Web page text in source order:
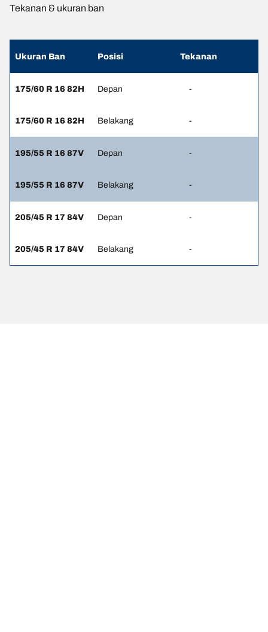
Tekanan & ukuran ban
Ukuran Ban Posisi Tekanan
175/60 R 16 82H Depan -
175/60 R 16 82H Belakang -
195/55 R 16 87V Depan -
195/55 R 16 87V Belakang -
205/45 R 17 84V Depan -
205/45 R 17 84V Belakang -